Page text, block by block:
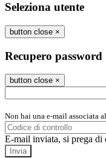
Seleziona utente
button close ×
Recupero password
button close ×
Non hai una e-mail associata
E-mail inviata, si prega di